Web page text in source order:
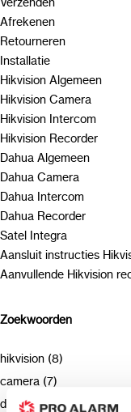
Afrekenen
Retourneren
Installatie
Hikvision Algemeen
Hikvision Camera
Hikvision Intercom
Hikvision Recorder
Dahua Algemeen
Dahua Camera
Dahua Intercom
Dahua Recorder
Satel Integra
Aansluit instructies
Aanvullende Hikvision
Zoekwoorden
hikvision (8)
camera (7)
deurbel (4)